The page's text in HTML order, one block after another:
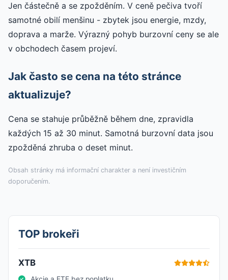
Jen částečně a se zpožděním. V ceně pečiva tvoří
samotné obilí menšinu - zbytek jsou energie, mzdy,
doprava a marže. Výrazný pohyb burzovní ceny se ale
v obchodech časem projeví.
Jak často se cena na této stránce
aktualizuje?
Cena se stahuje průběžně během dne, zpravidla
každých 15 až 30 minut. Samotná burzovní data jsou
zpožděná zhruba o deset minut.
Obsah stránky má informační charakter a není investičním
doporučením.
TOP brokeři
XTB